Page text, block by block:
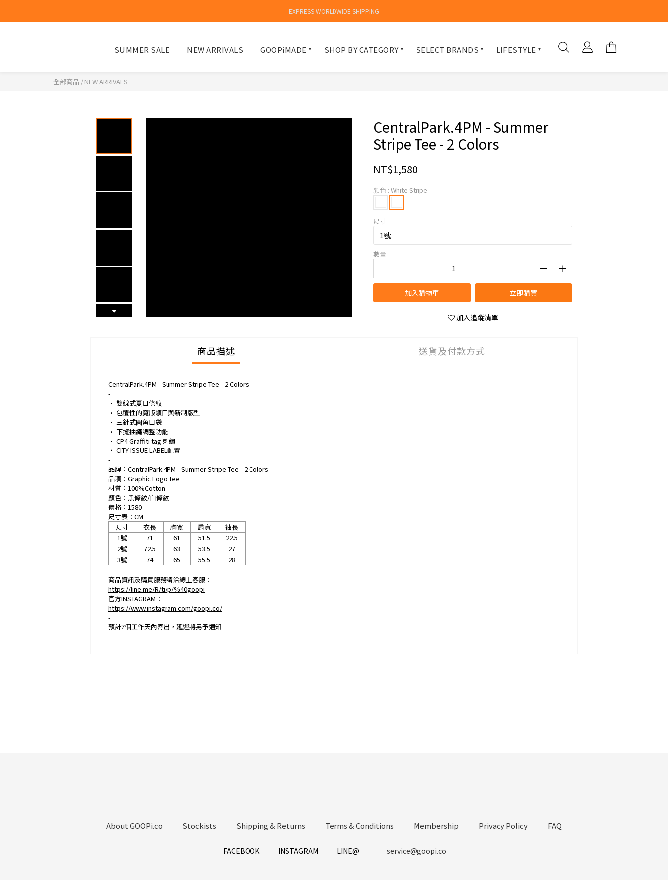
EXPRESS WORLDWIDE SHIPPING
SUMMER SALE NEW ARRIVALS GOOPiMADE SHOP BY CATEGORY SELECT BRANDS LIFESTYLE
全部商品 / NEW ARRIVALS
CentralPark.4PM - Summer
Stripe Tee - 2 Colors
NT$1,580
顏色 : White Stripe
尺寸
數量
加入購物車 立即購買
加入追蹤清單
商品描述 送貨及付款方式
CentralPark.4PM - Summer Stripe Tee - 2 Colors
-
· 雙線式夏日條紋
· 包覆性的寬版領口與新制版型
· 三針式圓角口袋
· 下擺抽繩調整功能
· CP4 Graffiti tag 刺繡
‧ CITY ISSUE LABEL配置
-
品牌：CentralPark.4PM - Summer Stripe Tee - 2 Colors
品項：Graphic Logo Tee
材質：100%Cotton
顏色：黑條紋/白條紋
價格：1580
尺寸表：CM
尺寸
衣長 胸寬 肩寬
袖長
1號
71 61 51.5
22.5
2號
72.5 63 53.5
27
3號
74 65 55.5
28
-
商品資訊及購買服務請洽線上客服：
https://line.me/R/ti/p/%40goopi
官方INSTAGRAM：
https://www.instagram.com/goopi.co/
-
預計7個工作天內寄出，延遲將另予通知
立即購買
About GOOPi.co Stockists Shipping & Returns Terms & Conditions Membership Privacy Policy FAQ
FACEBOOK INSTAGRAM LINE@ service@goopi.co